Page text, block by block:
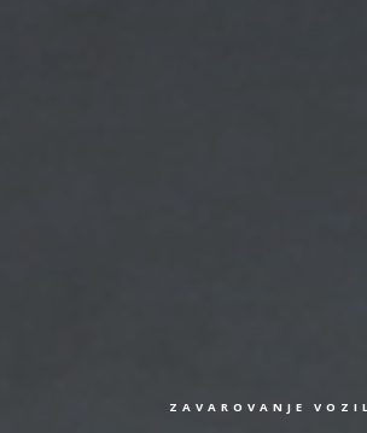
ZAVAROVANJE VOZIL